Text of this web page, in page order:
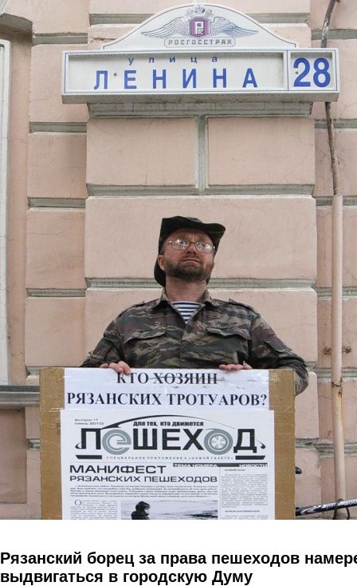
Перейти к основному содержанию
Рязанский борец за права пешеходов
выдвигаться в городскую Думу